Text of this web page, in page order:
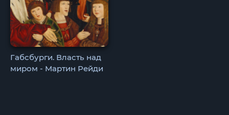
Габсбурги. Власть над
миром - Мартин Рейди